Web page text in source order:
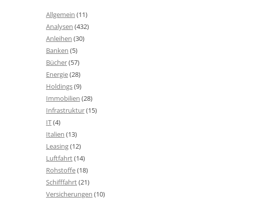
Allgemein (11)
Analysen (432)
Anleihen (30)
Banken (5)
Bücher(57)
Energie(28)
Holdings(9)
Immobilien (28)
Infrastruktur(15)
IT(4)
Italien (13)
Leasing(12)
Luftfahrt(14)
Rohstoffe(18)
Schifffahrt(21)
Versicherungen (10)